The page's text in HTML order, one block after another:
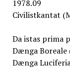
1978.09
Civilistkantat
Da istas prima
Dænga Boreale
Dænga